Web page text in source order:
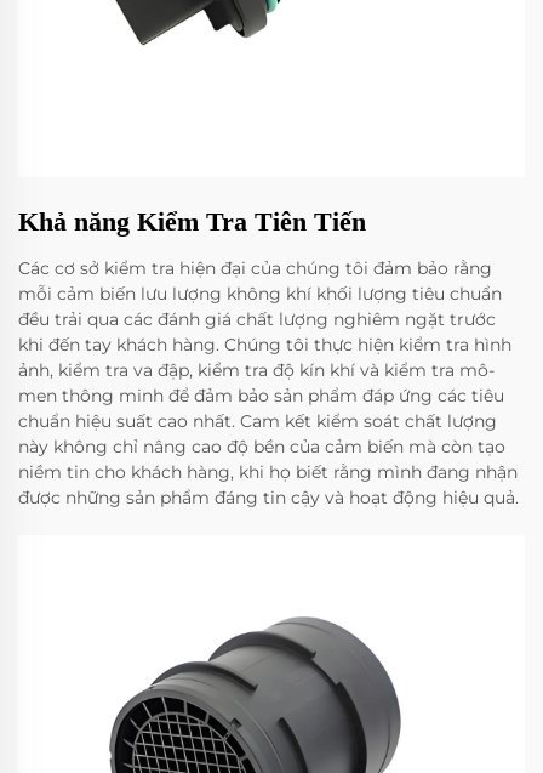
Khả năng Kiểm Tra Tiên Tiến
Các cơ sở kiểm tra hiện đại của chúng tôi đảm bảo rằng
mỗi cảm biến lưu lượng không khí khối lượng tiêu chuẩn
đều trải qua các đánh giá chất lượng nghiêm ngặt trước
khi đến tay khách hàng. Chúng tôi thực hiện kiểm tra hình
ảnh, kiểm tra va đập, kiểm tra độ kín khí và kiểm tra mô-
men thông minh để đảm bảo sản phẩm đáp ứng các tiêu
chuẩn hiệu suất cao nhất. Cam kết kiểm soát chất lượng
này không chỉ nâng cao độ bền của cảm biến mà còn tạo
niềm tin cho khách hàng, khi họ biết rằng mình đang nhận
được những sản phẩm đáng tin cậy và hoạt động hiệu quả.